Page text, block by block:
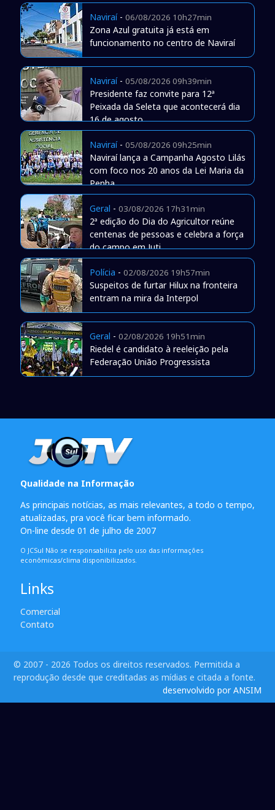
Naviraí- 06/08/2026 10h27min
Zona Azul gratuita já está em
funcionamento no centro de Naviraí
Naviraí- 05/08/2026 09h39min
Presidente faz convite para 12ª
Peixada da Seleta que acontecerá dia
16 de agosto
Naviraí- 05/08/2026 09h25min
Naviraí lança a Campanha Agosto Lilás
com foco nos 20 anos da Lei Maria da
Penha
Geral - 03/08/2026 17h31min
2ª edição do Dia do Agricultor reúne
centenas de pessoas e celebra a força
do campo em Juti
Polícia - 02/08/2026 19h57min
Suspeitos de furtar Hilux na fronteira
entram na mira da Interpol
Geral - 02/08/2026 19h51min
Riedel é candidato à reeleição pela
Federação União Progressista
Qualidade na Informação
As principais notícias, as mais relevantes, a todo o tempo,
atualizadas, pra você ficar bem informado.
On-line desde 01 de julho de 2007
O JCSul Não se responsabiliza pelo uso das informações
econômicas/clima disponibilizados.
Links
Comercial
Contato
© 2007 - 2026 Todos os direitos reservados. Permitida a
reprodução desde que creditadas as mídias e citada a fonte.
desenvolvido por ANSIM